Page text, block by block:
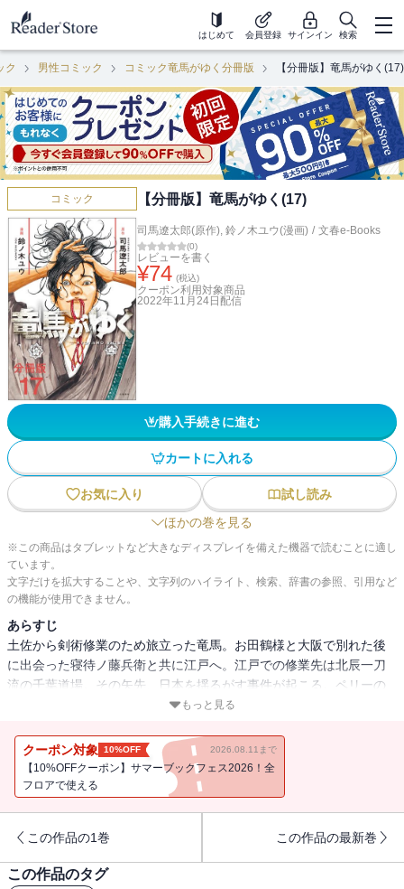
はじめて 会員登録 サインイン 検索
ク 男性コミック コミック竜馬がゆく分冊版 【分冊版】竜馬がゆく(17)
コミック 【分冊版】竜馬がゆく(17)
司馬遼太郎(原作), 鈴ノ木ユウ(漫画) / 文春e-Books
(0)
レビューを書く
¥74 (税込)
クーポン利用対象商品
2022年11月24日 配信
購入手続きに進む
カートに入れる
お気に入り
試し読み
ほかの巻を見る
※この商品はタブレットなど大きなディスプレイを備えた機器で読むことに適し
ています。
文字だけを拡大することや、文字列のハイライト、検索、辞書の参照、引用など
の機能が使用できません。
あらすじ
土佐から剣術修業のため旅立った竜馬。お田鶴様と大阪で別れた後
に出会った寝待ノ藤兵衛と共に江戸へ。江戸での修業先は北辰一刀
流の千葉道場。その矢先、日本を揺るがす事件が起こる。ペリーの
黒船来航である。幾多の英雄が誕生する“幕末”の始まり。
司馬遼太郎の傑作歴史小説を初の漫画化。坂本竜馬の奇跡の生涯を
『コウノドリ』の作者・鈴ノ木ユウが描く、幕末大河コミック！
もっと見る
クーポン対象 10%OFF 2026.08.11まで
【10%OFFクーポン】サマーブックフェス2026！全
フロアで使える
この作品の1巻 この作品の最新巻
この作品のタグ